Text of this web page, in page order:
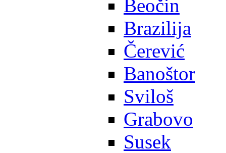
Beočin
Brazilija
Čerević
Banoštor
Sviloš
Grabovo
Susek